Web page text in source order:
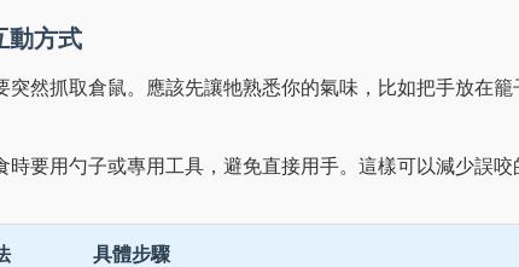
動方式
突然抓取倉鼠。應該先讓牠熟悉你的氣味，比如把手放在
時要用勺子或專用工具，避免直接用手。這樣可以減少誤咬
具體步驟